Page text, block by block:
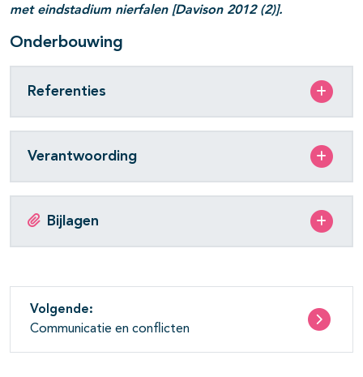
met eindstadium nierfalen [Davison 2012 (2)].
Onderbouwing
Referenties
Verantwoording
Bijlagen
Volgende:
Communicatie en conflicten